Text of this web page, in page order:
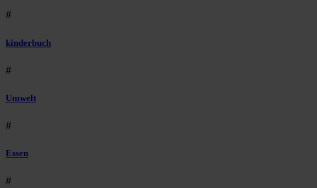
#
kinderbuch
#
Umwelt
#
Essen
#